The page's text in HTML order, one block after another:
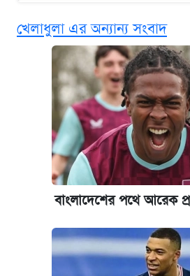
‘গুলশানের চামেলি’ তে
আজ শুক্রবার রাজধানীর যেসব
কবে শুরু হচ্ছে ঢাবির ভর্তি
নবম জাতীয় পে-স্কেল নিয়ে
খেলাধুলা এর অন্যান্য সংবাদ
বাংলাদেশের পথে আরেক